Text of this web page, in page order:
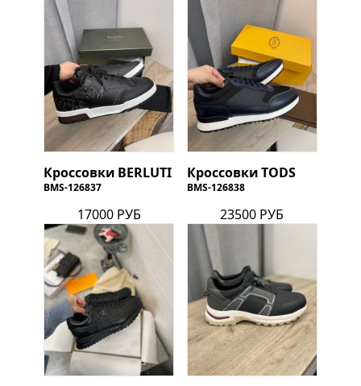
Кроссовки BERLUTI
BMS-126837
17000 РУБ
КроссовкиTODS
BMS-126838
23500 РУБ